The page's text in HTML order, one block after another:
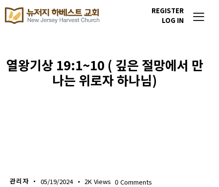
REGISTER
LOG IN
열왕기상 19:1~10 ( 깊은 절망에서 만
나는 위로자 하나님)
관리자 05/19/2024 2K Views 0 Comments